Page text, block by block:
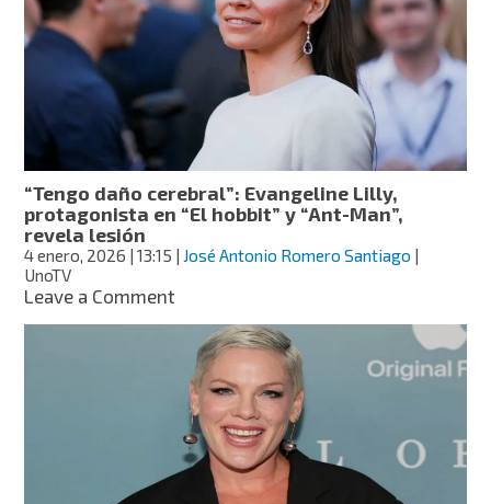
en
Reyes
por
WhatsApp
Facebook
“Tengo daño cerebral”: Evangeline Lilly,
protagonista en “El hobbit” y “Ant-Man”,
revela lesión
4 enero, 2026 | 13:15 | José Antonio Romero Santiago |
UnoTV
Leave a Commenton
daño
cerebral”:
Evangeline
Lilly,
protagonista
en
“El
hobbit”